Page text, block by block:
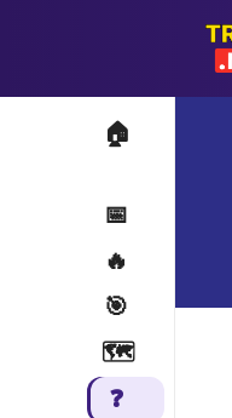
🏠
📅
🔥
🎯
🗺️
❓